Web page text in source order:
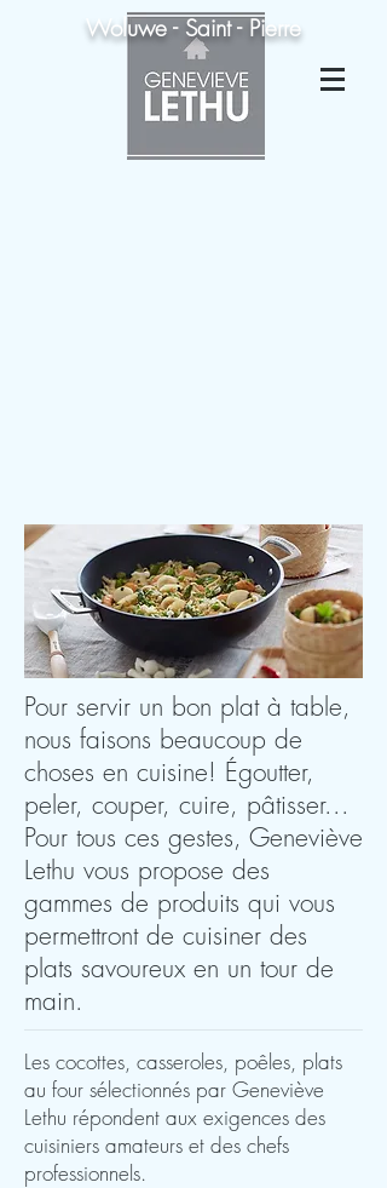
Woluwe - Saint - Pierre
Pour servir un bon plat à table,
nous faisons beaucoup de
choses en cuisine! Égoutter,
peler, couper, cuire, pâtisser...
Pour tous ces gestes, Geneviève
Lethu vous propose des
gammes de produits qui vous
permettront de cuisiner des
plats savoureux en un tour de
main.
Les cocottes, casseroles, poêles, plats
au four sélectionnés par Geneviève
Lethu répondent aux exigences des
cuisiniers amateurs et des chefs
professionnels.